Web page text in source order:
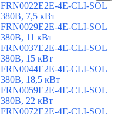
FRN0022E2E-4E-CLI-SOL
380В, 7,5 кВт
FRN0029E2E-4E-CLI-SOL
380В, 11 кВт
FRN0037E2E-4E-CLI-SOL
380В, 15 кВт
FRN0044E2E-4E-CLI-SOL
380В, 18,5 кВт
FRN0059E2E-4E-CLI-SOL
380В, 22 кВт
FRN0072E2E-4E-CLI-SOL